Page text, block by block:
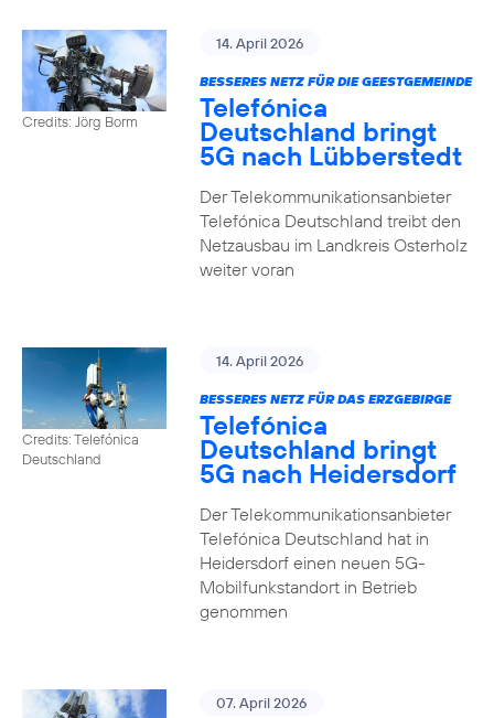
Credits: Jörg Borm
14. April 2026
BESSERES NETZ FÜR DIE GEESTGEMEINDE
Telefónica
Deutschland bringt
5G nach Lübberstedt
Der Telekommunikationsanbieter
Telefónica Deutschland treibt den
Netzausbau im Landkreis Osterholz
weiter voran
Credits: Telefónica
Deutschland
14. April 2026
BESSERES NETZ FÜR DAS ERZGEBIRGE
Telefónica
Deutschland bringt
5G nach Heidersdorf
Der Telekommunikationsanbieter
Telefónica Deutschland hat in
Heidersdorf einen neuen 5G-
Mobilfunkstandort in Betrieb
genommen
07. April 2026